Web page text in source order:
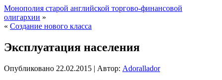
Монополия старой английской торгово-финансовой
олигархии »
« Создание нового класса
Эксплуатация населения
Опубликовано 22.02.2015 | Автор: Adorallador